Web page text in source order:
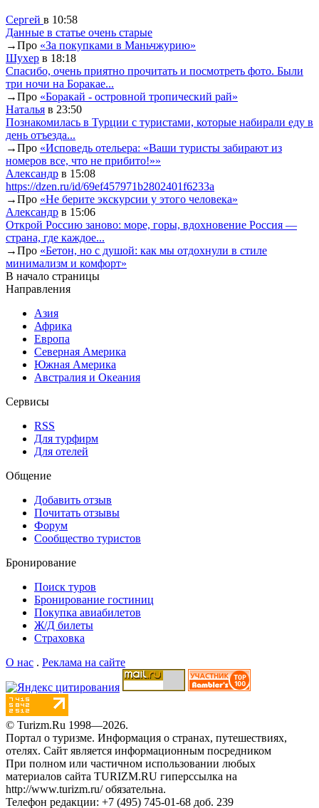
Сергей в 10:58
Данные в статье очень старые
→Про «За покупками в Маньчжурию»
Шухер в 18:18
Спасибо, очень приятно прочитать и посмотреть фото. Были
три ночи на Боракае...
→Про «Боракай - островной тропический рай»
Наталья в 23:50
Познакомилась в Турции с туристами, которые набирали еду в
день отъезда...
→Про «Исповедь отельера: «Ваши туристы забирают из
номеров все, что не прибито!»»
Александр в 15:08
https://dzen.ru/id/69ef457971b2802401f6233a
→Про «Не берите экскурсии у этого человека»
Александр в 15:06
Открой Россию заново: море, горы, вдохновение Россия —
страна, где каждое...
→Про «Бетон, но с душой: как мы отдохнули в стиле
минимализм и комфорт»
В начало страницы
Направления
Азия
Африка
Европа
Северная Америка
Южная Америка
Австралия и Океания
Сервисы
RSS
Для турфирм
Для отелей
Общение
Добавить отзыв
Почитать отзывы
Форум
Сообщество туристов
Бронирование
Поиск туров
Бронирование гостиниц
Покупка авиабилетов
Ж/Д билеты
Страховка
О нас . Реклама на сайте
© Turizm.Ru 1998—2026.
Портал о туризме. Информация о странах, путешествиях,
отелях. Сайт является информационным посредником
При полном или частичном использовании любых
материалов сайта TURIZM.RU гиперссылка на
http://www.turizm.ru/ обязательна.
Телефон редакции: +7 (495) 745-01-68 доб. 239